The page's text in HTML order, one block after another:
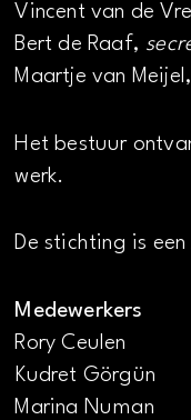
Vincent van de
Bert de Raaf,
Maartje van Meijel,
Het bestuur
werk.
De stichting is een
Medewerkers
Rory Ceulen
Kudret Görgün
Marina Numan